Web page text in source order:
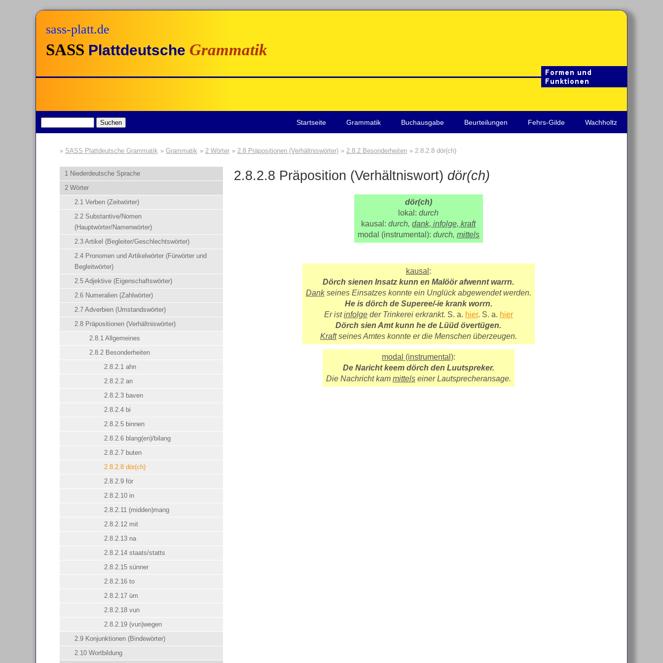
sass-platt.de
SASS Plattdeutsche Grammatik
Startseite Grammatik Buchausgabe Beurteilungen Fehrs-Gilde Wachholtz
SASS Plattdeutsche Grammatik Grammatik 2 Wörter 2.8 Präpositionen (Verhältniswörter) 2.8.2 Besonderheiten 2.8.2.8 dör(ch)
1 Niederdeutsche Sprache
2 Wörter
2.1 Verben (Zeitwörter)
2.2 Substantive/Nomen
(Hauptwörter/Namenwörter)
2.3 Artikel (Begleiter/Geschlechtswörter)
2.4 Pronomen und Artikelwörter (Fürwörter und
Begleitwörter)
2.5 Adjektive (Eigenschaftswörter)
2.6 Numeralien (Zahlwörter)
2.7 Adverbien (Umstandswörter)
2.8 Präpositionen (Verhältniswörter)
2.8.1 Allgemeines
2.8.2 Besonderheiten
2.8.2.1 ahn
2.8.2.2 an
2.8.2.3 baven
2.8.2.4 bi
2.8.2.5 binnen
2.8.2.6 blang(en)/bilang
2.8.2.7 buten
2.8.2.8 dör(ch)
2.8.2.9 för
2.8.2.10 in
2.8.2.11 (midden)mang
2.8.2.12 mit
2.8.2.13 na
2.8.2.14 staats/statts
2.8.2.15 sünner
2.8.2.16 to
2.8.2.17 üm
2.8.2.18 vun
2.8.2.19 (vun)wegen
2.9 Konjunktionen (Bindewörter)
2.10 Wortbildung
2.8.2.8 Präposition (Verhältniswort) dör(ch)
dör(ch)
lokal:durch
kausal:durch, dank, infolge, kraft
modal (instrumental): durch, mittels
kausal :
Dörch sienen Insatz kunn en Malöör afwennt warrn.
Dankseines Einsatzes konnte ein Unglück abgewendet werden.
He is dörch de Superee/-ie krank worrn.
Er istinfolgeder Trinkerei erkrankt. S. a. hier. S. a. hier
Dörch sien Amt kunn he de Lüüd övertügen.
Kraftseines Amtes konnte er die Menschen überzeugen.
modal (instrumental):
De Naricht keem dörch den Luutspreker.
Die Nachricht kam mittelseiner Lautsprecheransage.